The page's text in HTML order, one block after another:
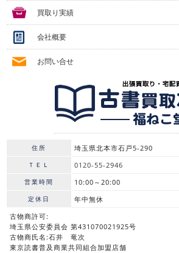
買取り実績
会社概要
お問い合せ
住所 埼玉県北本市石戸5-290
ＴＥＬ 0120-55-2946
営業時間 10:00～20:00
定休日
年中無休
古物商許可:
埼玉県公安委員会 第431070021925号
古物商氏名:石井 竜次
東京読書普及商業共同組合加盟店舗